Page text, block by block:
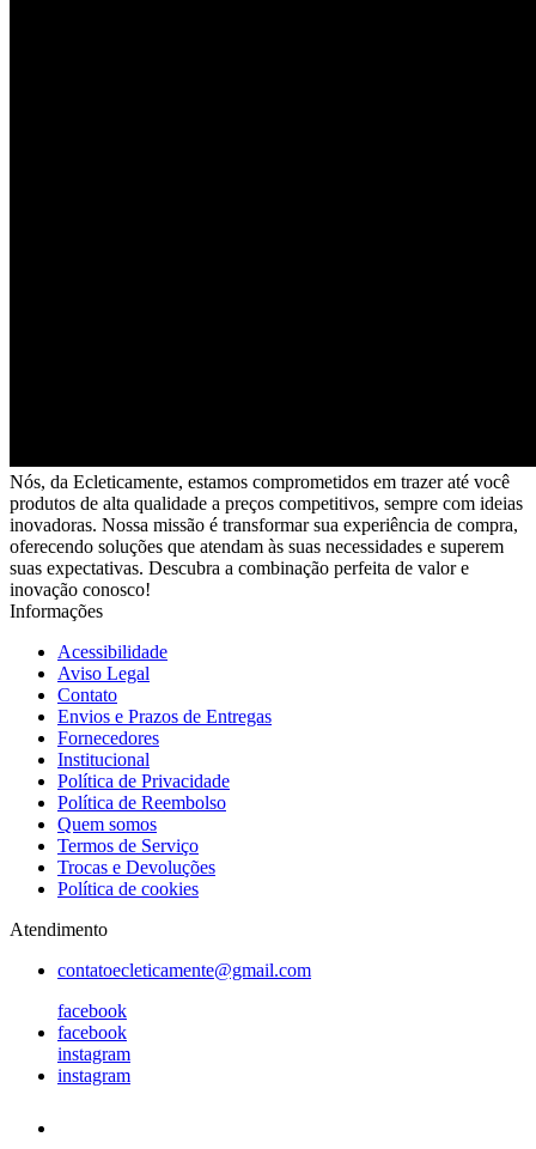
Nós, da Ecleticamente, estamos comprometidos em trazer até você
produtos de alta qualidade a preços competitivos, sempre com ideias
inovadoras. Nossa missão é transformar sua experiência de compra,
oferecendo soluções que atendam às suas necessidades e superem
suas expectativas. Descubra a combinação perfeita de valor e
inovação conosco!
Informações
Acessibilidade
Aviso Legal
Contato
Envios e Prazos de Entregas
Fornecedores
Institucional
Política de Privacidade
Política de Reembolso
Quem somos
Termos de Serviço
Trocas e Devoluções
Política de cookies
Atendimento
contatoecleticamente@gmail.com
facebook
facebook
instagram
instagram